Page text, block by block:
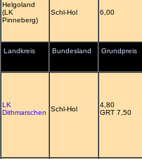
Helgoland
(LK
Pinneberg)
Schl-Hol 6,00
Landkreis Bundesland Grundpreis
LK
Dithmarschen
Schl-Hol
4,80
GRT 7,50